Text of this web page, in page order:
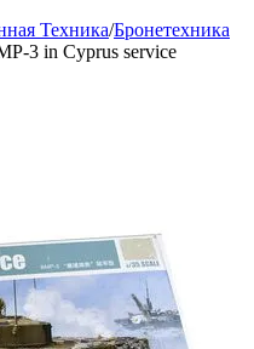
Техника/Бронетехника
3 in Cyprus service